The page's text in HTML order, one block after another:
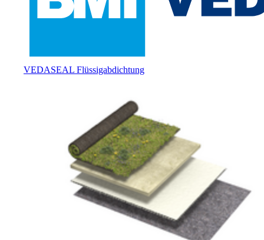
VEDASEAL Flüssigabdichtung